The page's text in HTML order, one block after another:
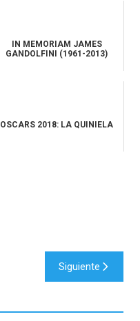
IN MEMORIAM JAMES
GANDOLFINI (1961-2013)
OSCARS 2018: LA QUINIELA
Siguiente